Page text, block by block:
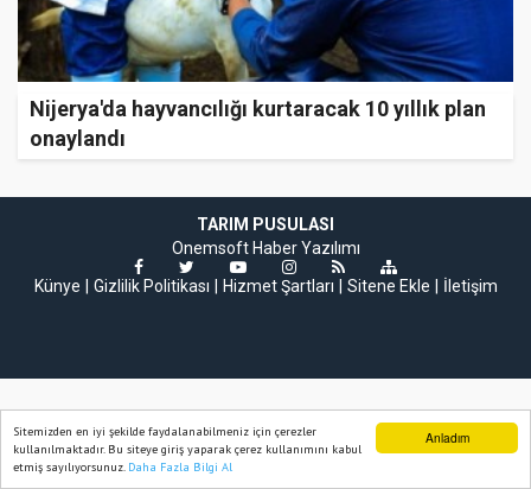
Anladım
Sitemizden en iyi şekilde faydalanabilmeniz için çerezler
kullanılmaktadır. Bu siteye giriş yaparak çerez kullanımını kabul
etmiş sayılıyorsunuz. Daha Fazla Bilgi Al
Nijerya'da hayvancılığı kurtaracak 10 yıllık plan
onaylandı
TARIM PUSULASI
Onemsoft Haber Yazılımı
Künye
Gizlilik Politikası Hizmet Şartları Sitene Ekle İletişim
Ana Sayfa Web TV